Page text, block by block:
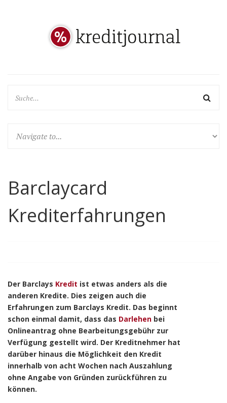
Barclaycard
Krediterfahrungen
Der Barclays Kredit ist etwas anders als die
anderen Kredite. Dies zeigen auch die
Erfahrungen zum Barclays Kredit. Das beginnt
schon einmal damit, dass das Darlehen bei
Onlineantrag ohne Bearbeitungsgebühr zur
Verfügung gestellt wird. Der Kreditnehmer hat
darüber hinaus die Möglichkeit den Kredit
innerhalb von acht Wochen nach Auszahlung
ohne Angabe von Gründen zurückführen zu
können.